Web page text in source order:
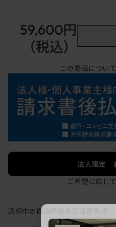
59,600円
（税込）
この商品につい
法人限定
ご希望に応じ
選択中の商品情報